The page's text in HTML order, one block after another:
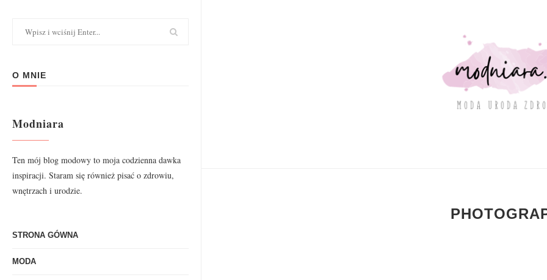
O MNIE
Modniara
Ten mój blog modowy to moja codzienna dawka
inspiracji. Staram się również pisać o zdrowiu,
wnętrzach i urodzie.
STRONA GÓWNA
MODA